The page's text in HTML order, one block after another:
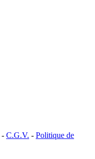
- C.G.V. - Politique de